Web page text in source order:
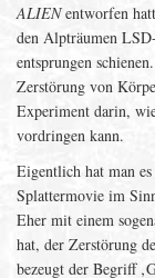
ALIENentworfen
den Alpträumen
entsprungen
Zerstörung von
Experiment darin,
vordringen kann.
Eigentlich hat man
Splattermovie im
Eher mit einem
hat, der Zerstörung
bezeugt der Begriff